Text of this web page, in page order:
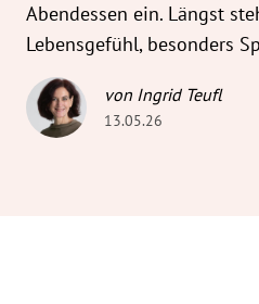
Abendessen ein. Längst
Lebensgefühl, besonders
von Ingrid Teufl
13.05.26